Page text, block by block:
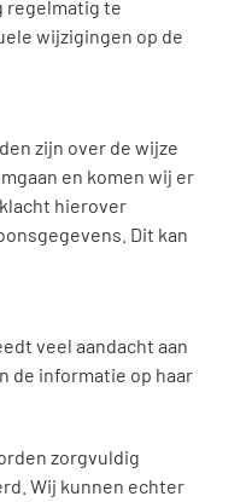
regelmatig te
wijzigingen op de
zijn over de wijze
en komen wij er
hierover
Dit kan
veel aandacht aan
de informatie op haar
zorgvuldig
Wij kunnen echter